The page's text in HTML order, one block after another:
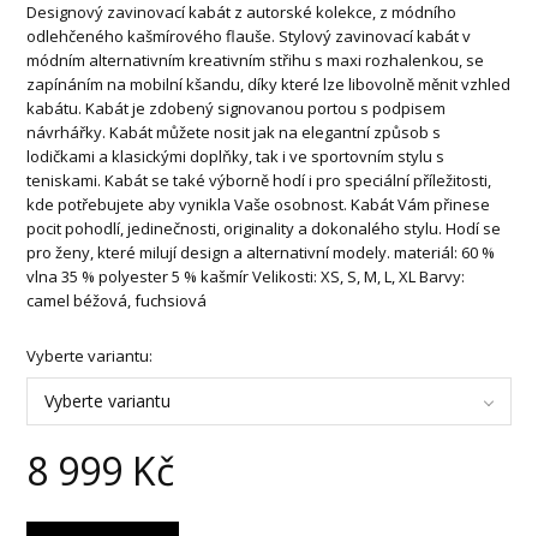
Designový zavinovací kabát z autorské kolekce, z módního
odlehčeného kašmírového flauše. Stylový zavinovací kabát v
módním alternativním kreativním střihu s maxi rozhalenkou, se
zapínáním na mobilní kšandu, díky které lze libovolně měnit vzhled
kabátu. Kabát je zdobený signovanou portou s podpisem
návrhářky. Kabát můžete nosit jak na elegantní způsob s
lodičkami a klasickými doplňky, tak i ve sportovním stylu s
teniskami. Kabát se také výborně hodí i pro speciální příležitosti,
kde potřebujete aby vynikla Vaše osobnost. Kabát Vám přinese
pocit pohodlí, jedinečnosti, originality a dokonalého stylu. Hodí se
pro ženy, které milují design a alternativní modely. materiál: 60 %
vlna 35 % polyester 5 % kašmír Velikosti: XS, S, M, L, XL Barvy:
camel béžová, fuchsiová
Vyberte variantu:
Vyberte variantu
8 999 Kč